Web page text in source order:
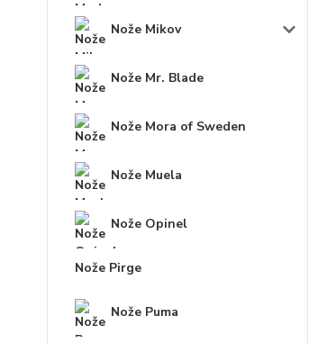
Nože Mikov
Nože Mr. Blade
Nože Mora of Sweden
Nože Muela
Nože Opinel
Nože Pirge
Nože Puma